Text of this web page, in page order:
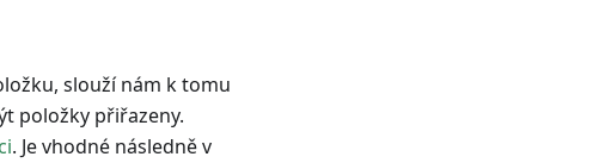
slouží nám k tomu
položky přiřazeny.
. Je vhodné následně v